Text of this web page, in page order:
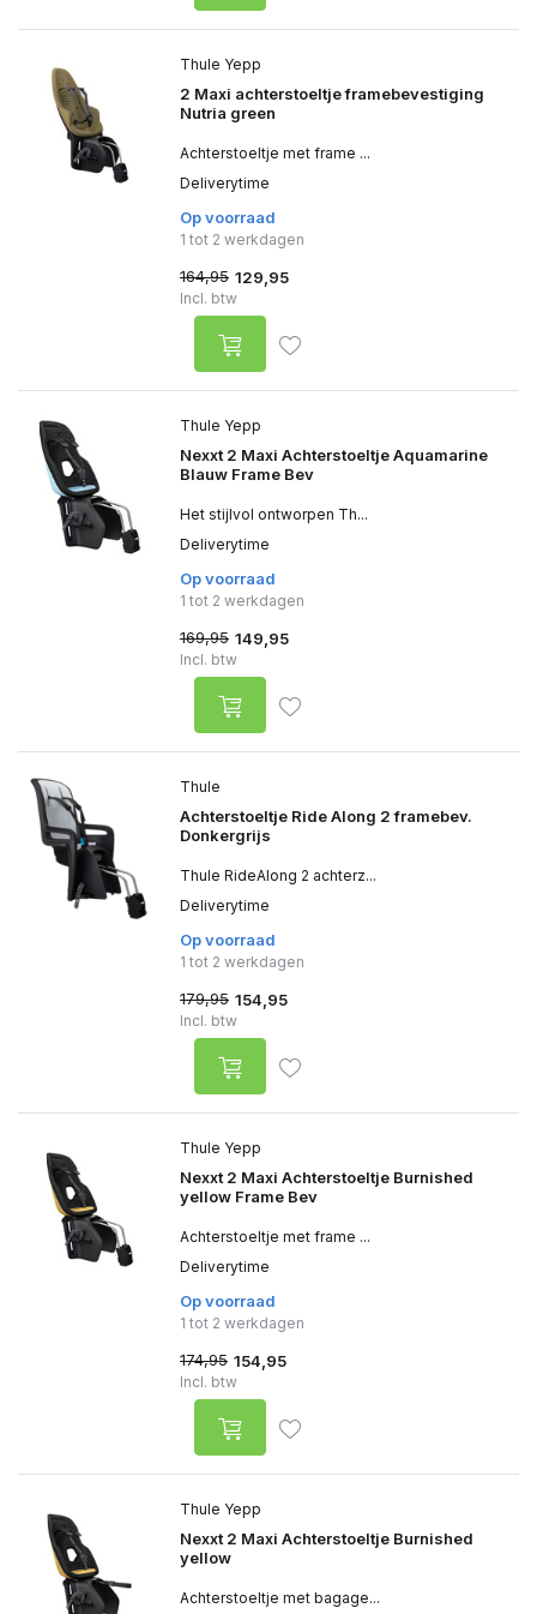
Thule Yepp
2 Maxi achterstoeltje framebevestiging
Nutria green
Achterstoeltje met frame ...
Deliverytime
Op voorraad
1 tot 2 werkdagen
164,95 129,95
Incl. btw
Thule Yepp
Nexxt 2 Maxi Achterstoeltje Aquamarine
Blauw Frame Bev
Het stijlvol ontworpen Th...
Deliverytime
Op voorraad
1 tot 2 werkdagen
169,95 149,95
Incl. btw
Thule
Achterstoeltje Ride Along 2 framebev.
Donkergrijs
Thule RideAlong 2 achterz...
Deliverytime
Op voorraad
1 tot 2 werkdagen
179,95 154,95
Incl. btw
Thule Yepp
Nexxt 2 Maxi Achterstoeltje Burnished
yellow Frame Bev
Achterstoeltje met frame ...
Deliverytime
Op voorraad
1 tot 2 werkdagen
174,95 154,95
Incl. btw
Thule Yepp
Nexxt 2 Maxi Achterstoeltje Burnished
yellow
Achterstoeltje met bagage...